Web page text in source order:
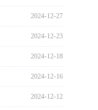
2024-12-27
2024-12-23
2024-12-18
2024-12-16
2024-12-12